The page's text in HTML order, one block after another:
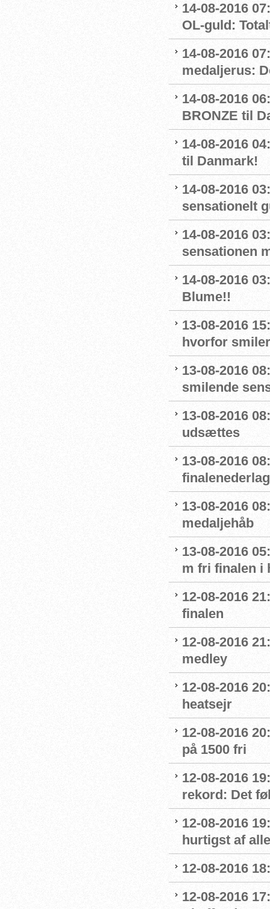
14-08-2016
OL-guld:
14-08-2016
medaljerus:
14-08-2016
BRONZE til
14-08-2016
til Danmark!
14-08-2016
sensationelt
14-08-2016
sensationen
14-08-2016
Blume!!
13-08-2016
hvorfor
13-08-2016
smilende
13-08-2016
udsættes
13-08-2016
finalenederlag
13-08-2016
medaljehåb
13-08-2016
m fri finalen i
12-08-2016
finalen
12-08-2016
medley
12-08-2016
heatsejr
12-08-2016
på 1500 fri
12-08-2016
rekord: Det
12-08-2016
hurtigst af
12-08-2016
12-08-2016